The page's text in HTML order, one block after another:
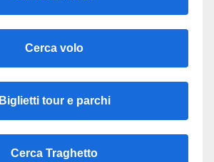
Cerca volo
Biglietti tour e parchi
Cerca Traghetto